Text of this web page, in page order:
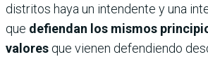
distritos haya un intendente y una
que defiendan los mismos
valores que vienen defendiendo